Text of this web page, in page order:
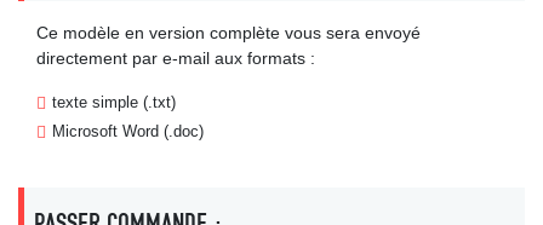
Ce modèle en version complète vous sera envoyé
directement par e-mail aux formats :
texte simple (.txt)
Microsoft Word (.doc)